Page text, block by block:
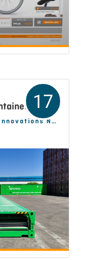
Holland Container Innovations Nederland BV
17